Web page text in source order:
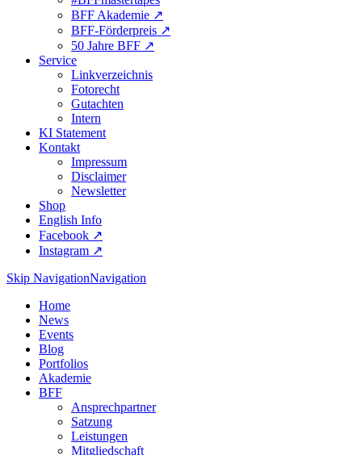
BFF Akademie ↗︎
BFF-Förderpreis ↗︎
50 Jahre BFF ↗︎
Service
Linkverzeichnis
Fotorecht
Gutachten
Intern
KI Statement
Kontakt
Impressum
Disclaimer
Newsletter
Shop
English Info
Facebook ↗︎
Instagram ↗︎
Skip NavigationNavigation
Home
News
Events
Blog
Portfolios
Akademie
BFF
Ansprechpartner
Satzung
Leistungen
Mitgliedschaft